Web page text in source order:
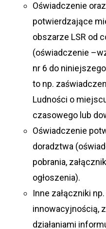
Oświadczenie
potwierdzające
obszarze LSR od
(oświadczenie
nr 6 do
to np.
Ludności o
czasowego lub
Oświadczenie
doradztwa
pobrania,
ogłoszenia).
Inne załączniki
innowacyjnością,
działaniami